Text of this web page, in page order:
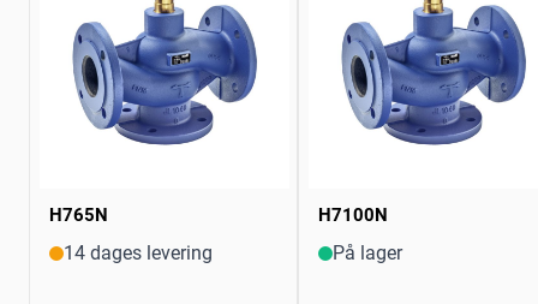
H765N
14 dages levering
H7100N
På lager